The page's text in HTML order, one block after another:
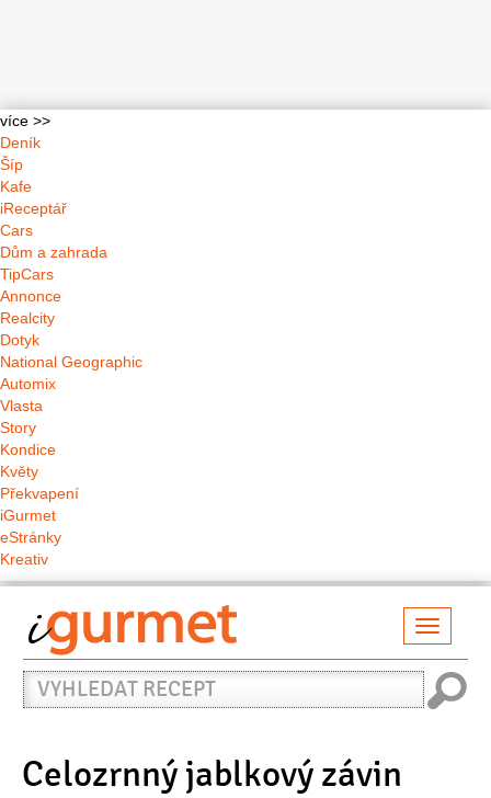
více >>
Deník
Šíp
Kafe
iReceptář
Cars
Dům a zahrada
TipCars
Annonce
Realcity
Dotyk
National Geographic
Automix
Vlasta
Story
Kondice
Květy
Překvapení
iGurmet
eStránky
Kreativ
Vyhledat
recept
Celozrnný jablkový závin